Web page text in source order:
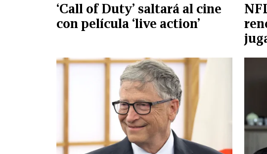
‘Call of Duty’ saltará al cine
con película ‘live action’